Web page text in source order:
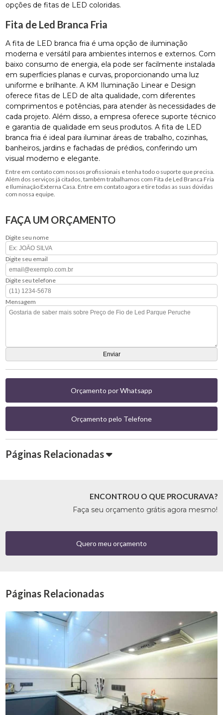
opções de fitas de LED coloridas.
Fita de Led Branca Fria
A fita de LED branca fria é uma opção de iluminação
moderna e versátil para ambientes internos e externos. Com
baixo consumo de energia, ela pode ser facilmente instalada
em superfícies planas e curvas, proporcionando uma luz
uniforme e brilhante. A KM Iluminação Linear e Design
oferece fitas de LED de alta qualidade, com diferentes
comprimentos e potências, para atender às necessidades de
cada projeto. Além disso, a empresa oferece suporte técnico
e garantia de qualidade em seus produtos. A fita de LED
branca fria é ideal para iluminar áreas de trabalho, cozinhas,
banheiros, jardins e fachadas de prédios, conferindo um
visual moderno e elegante.
Entre em contato com nossos profissionais e tenha todo o suporte que precisa.
Além dos serviços já citados, também trabalhamos com Fita de Led Branca Fria
e Iluminação Externa Casa. Entre em contato agora e tire todas as suas dúvidas
com nossa equipe.
FAÇA UM ORÇAMENTO
Digite seu nome
Digite seu email
Digite seu telefone
Mensagem
Orçamento por Whatsapp
Orçamento pelo Telefone
Páginas Relacionadas
ENCONTROU O QUE PROCURAVA?
Faça seu orçamento grátis agora mesmo!
Quero meu orçamento
Páginas Relacionadas